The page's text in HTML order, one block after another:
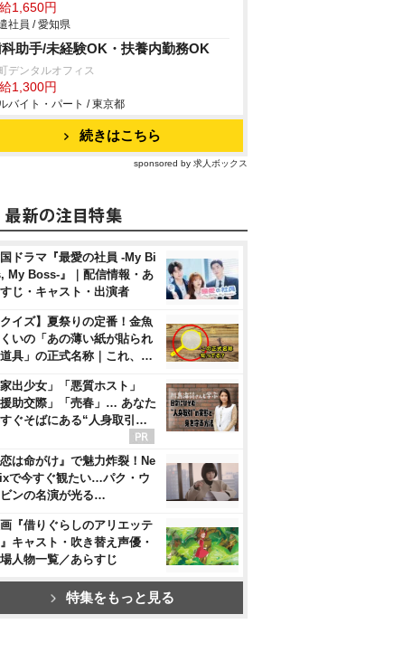
1,650円
社員 / 愛知県
助手/未経験OK・扶養内勤務OK
デンタルオフィス
1,300円
バイト・パート / 東京都
続きはこちら
sponsored by 求人ボックス
ドラマ『最愛の社員 -My Bi
My Boss-』｜配信情報・あ
じ・キャスト・出演者
クイズ】夏祭りの定番！金魚
いの「あの薄い紙が貼られ
具」の正式名称｜これ、…
家出少女」「悪質ホスト」
援助交際」「売春」… あなた
ぐそばにある“人身取引…
恋は命がけ』で魅力炸裂！Ne
で今すぐ観たい…パク・ウ
ンの名演が光る…
『借りぐらしのアリエッテ
キャスト・吹き替え声優・
人物一覧／あらすじ
特集をもっと見る